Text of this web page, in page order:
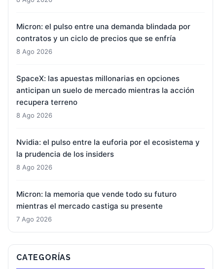
Micron: el pulso entre una demanda blindada por
contratos y un ciclo de precios que se enfría
8 Ago 2026
SpaceX: las apuestas millonarias en opciones
anticipan un suelo de mercado mientras la acción
recupera terreno
8 Ago 2026
Nvidia: el pulso entre la euforia por el ecosistema y
la prudencia de los insiders
8 Ago 2026
Micron: la memoria que vende todo su futuro
mientras el mercado castiga su presente
7 Ago 2026
CATEGORÍAS